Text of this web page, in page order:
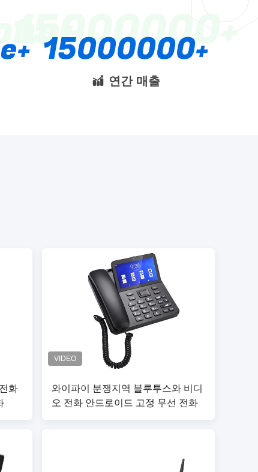
15000000
15000000
연간 매출
화
와이파이 분쟁지역 블루투스와 비디
오 전화 안드로이드 고정 무선 전화